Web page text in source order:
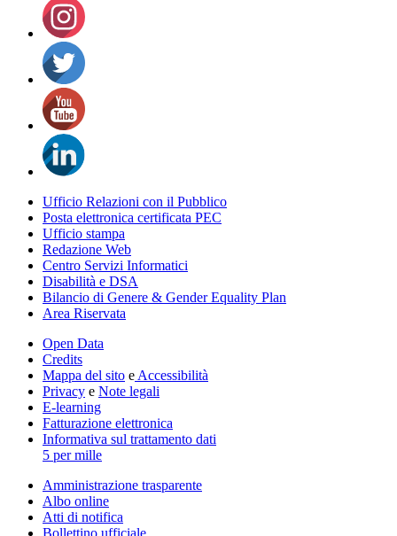
Ufficio Relazioni con il Pubblico
Posta elettronica certificata PEC
Ufficio stampa
Redazione Web
Centro Servizi Informatici
Disabilità e DSA
Bilancio di Genere & Gender Equality Plan
Area Riservata
Open Data
Credits
Mappa del sito e Accessibilità
Privacy e Note legali
E-learning
Fatturazione elettronica
Informativa sul trattamento dati
5 per mille
Amministrazione trasparente
Albo online
Atti di notifica
Bollettino ufficiale